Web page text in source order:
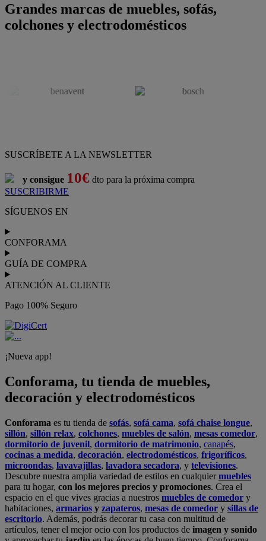
Grandes marcas de muebles, sofás,
colchones y electrodomésticos
SUSCRÍBETE A LA NEWSLETTER
y consigue 10€ dto para la próxima compra
SUSCRIBIRME
SÍGUENOS EN
CONFORAMA
GUÍA DE COMPRA
ATENCIÓN AL CLIENTE
Pago 100% Seguro
¡Nueva app!
Conforama, tu tienda de muebles,
decoración y electrodomésticos
Conforama es tu tienda de sofás, sofá cama, sofá chaise longue,
sillón, sillón relax, colchones, muebles de salón, mesas comedor,
dormitorio de juvenil, dormitorio de matrimonio, canapés,
cocinas a medida, decoración, electrodomésticos, frigoríficos,
microondas, lavavajillas, lavadora secadora, y televisiones.
Descubre nuestra amplia variedad de estilos en cualquiermuebles
para tu hogar, con los mejores precios y promociones. Crea el
espacio en el que vives gracias a nuestros muebles de comedor y
habitaciones, armarios y zapateros, mesas de comedor y sillas de
escritorio. Además, podrás decorar tu casa con multitud de
artículos, tener el mejor ocio con los productos de imagen y sonido